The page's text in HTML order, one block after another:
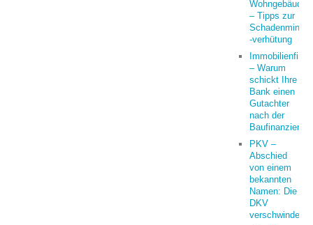
– Tipps zur
-verhütung
– Warum
schickt Ihre
Bank einen
Gutachter
nach der
PKV –
Abschied
von einem
bekannten
Namen: Die
DKV
verschwindet